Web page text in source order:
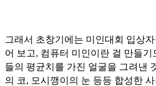
그래서 초창기에는 미인대회 입상
어 보고, 컴퓨터 미인이란 걸 만들
들의 평균치를 가진 얼굴을 그려낸
의 코, 모시깽이의 눈 등등 합성한